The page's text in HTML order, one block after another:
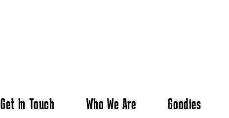
Get In Touch Who We Are Goodies